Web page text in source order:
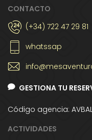
CONTACTO
(+34) 722 47 29 81
whatssap
GESTIONA TU
Código agencia:
ACTIVIDADES